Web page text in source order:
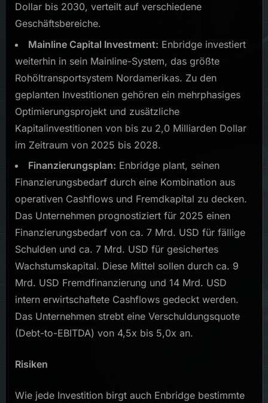
Dollar bis 2030, verteilt auf verschiedene
Geschäftsbereiche.
Mainline Capital Investment: Enbridge investiert
weiterhin in sein Mainline-System, das größte
Rohöltransportsystem Nordamerikas. Zu den
geplanten Investitionen gehören ein mehrphasiges
Optimierungsprojekt und zusätzliche
Kapitalinvestitionen von bis zu 2,0 Milliarden Dollar
im Zeitraum von 2025 bis 2028.
Finanzierungsplan: Enbridge plant, seinen
Finanzierungsbedarf durch eine Kombination aus
operativen Cashflows und Fremdkapital zu decken.
Das Unternehmen prognostiziert für 2025 einen
Finanzierungsbedarf von ca. 7 Mrd. USD für fällige
Schulden und ca. 7 Mrd. USD für gesichertes
Wachstumskapital. Diese Mittel sollen durch ca. 9
Mrd. USD Fremdfinanzierung und 14 Mrd. USD
intern erwirtschaftete Cashflows gedeckt werden.
Das Unternehmen strebt eine Verschuldungsquote
(Debt-to-EBITDA) von 4,5x bis 5,0x an.
Risiken
Wie jede Investition birgt auch Enbridge bestimmte